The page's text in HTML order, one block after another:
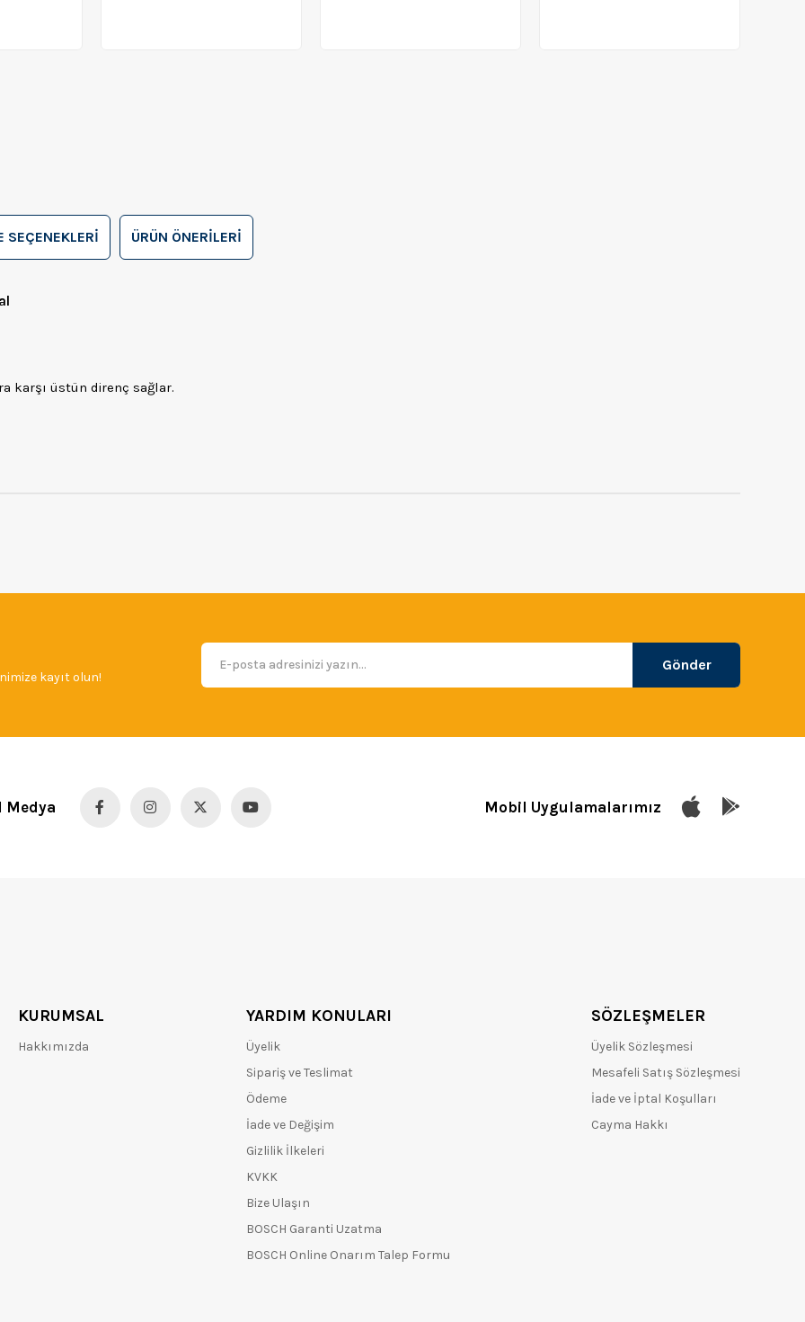
SEÇENEKLERI ÜRÜN ÖNERILERI
karşı üstün direnç sağlar.
kayıt olun!
Gönder
Medya Mobil Uygulamalarımız
KURUMSAL
Hakkımızda
YARDIM KONULARI
Üyelik
Sipariş ve Teslimat
Ödeme
İade ve Değişim
Gizlilik İlkeleri
KVKK
Bize Ulaşın
BOSCH Garanti Uzatma
BOSCH Online Onarım Talep Formu
SÖZLEŞMELER
Üyelik Sözleşmesi
Mesafeli Satış Sözleşmesi
İade ve İptal Koşulları
Cayma Hakkı